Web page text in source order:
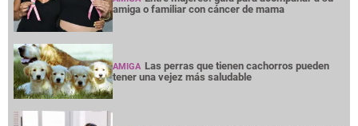
amiga o familiar con cáncer de mama
AMIGA Las perras que tienen cachorros pueden
tener una vejez más saludable